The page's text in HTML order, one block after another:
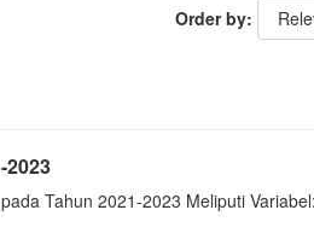
Order by
Tahun 2021-2023 Meliputi